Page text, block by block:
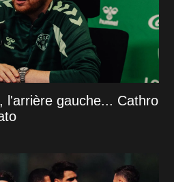
l'arrière gauche... Cathro